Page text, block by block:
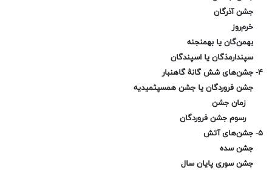
جشن آذرگان
خرم‌روز
بهمن‌گان یا بهمنجنه
سپندارمذگان یا اسپندگان
۴- جشن‌های شش گانهٔ گاهنبار
جشن فروردگان یا جشن همسپثمیدیه
زمان جشن
رسوم جشن فروردگان
۵- جشن‌های آتش
جشن سده
جشن سوری پایان سال